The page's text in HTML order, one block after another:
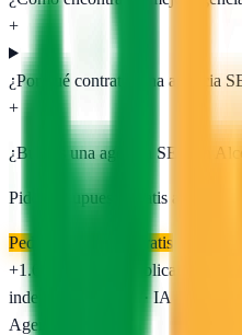
+
¿Por qué contratar una agencia
+
¿Buscas una agencia SEO en
Pide presupuesto gratis a las
Pedir presupuesto gratis
+1.650
agencias publicadas
independiente
SEO · IA · GEO
AgenciasSEO